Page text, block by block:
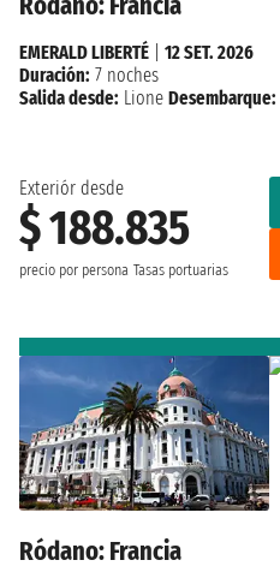
Exteriór desde
$ 188.835
precio por persona Tasas portuarias
EMERALD LIBERTÉ
12 SET. 2026
Duración: 7 noches
Salida desde: Lione Desembarque:
Ródano: Francia